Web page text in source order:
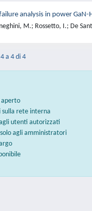
analysis in power GaN-
M.; Rossetto, I.; De
a 4 di 4
aperto
sulla rete interna
utenti autorizzati
agli amministratori